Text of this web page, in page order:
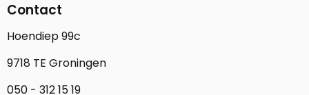
Contact
Hoendiep 99c
9718 TE Groningen
050 - 312 15 19